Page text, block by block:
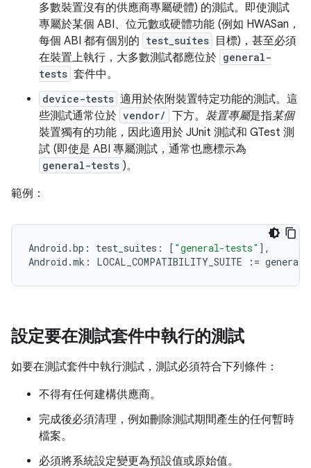
多數裝置沒有的供應商專屬硬體) 的測試。即使測試
專屬於某個 ABI、位元數或硬體功能 (例如 HWASan，
每個 ABI 都有個別的 test_suites
目標)，甚至必須
在裝置上執行，大多數測試都應位於 general-
tests 套件中。
device-tests 適用於依附裝置特定功能的測試。這
些測試通常位於 vendor/ 下方。 裝置專屬是指某個
裝置獨有的功能，因此適用於 JUnit 測試和 GTest 測
試 (即使是 ABI 專屬測試，通常也應標示為
general-tests )。
範例：
Android .bp : test_suites : [ "general-tests" ] ,
Android .mk : LOCAL_COMPATIBILITY_SUITE := general
設定要在測試套件中執行的測試
如要在測試套件中執行測試，測試必須符合下列條件：
不得有任何建構供應商。
完成後必須清理，例如刪除測試期間產生的任何暫時
檔案。
必須將系統設定變更為預設值或原始值。